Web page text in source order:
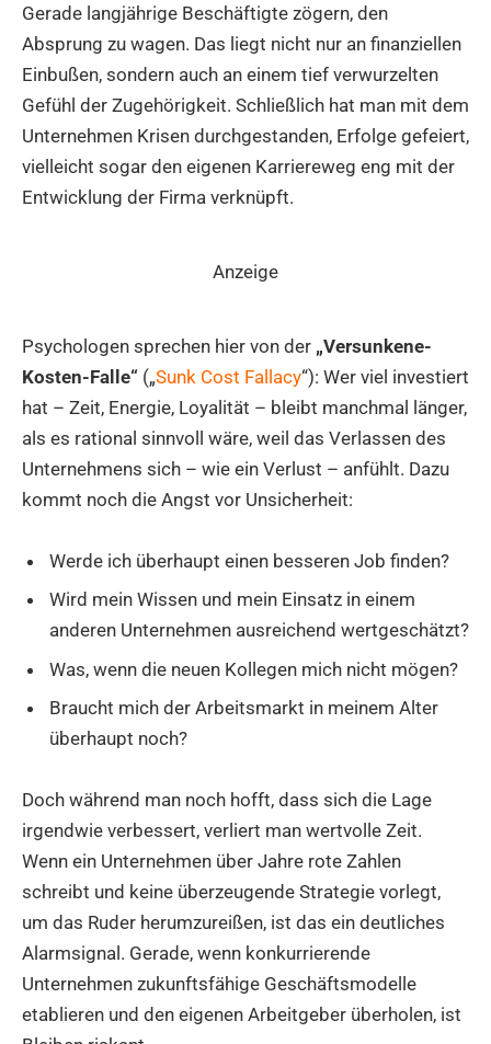
Gerade langjährige Beschäftigte zögern, den
Absprung zu wagen. Das liegt nicht nur an finanziellen
Einbußen, sondern auch an einem tief verwurzelten
Gefühl der Zugehörigkeit. Schließlich hat man mit dem
Unternehmen Krisen durchgestanden, Erfolge gefeiert,
vielleicht sogar den eigenen Karriereweg eng mit der
Entwicklung der Firma verknüpft.
Anzeige
Psychologen sprechen hier von der „Versunkene-
Kosten-Falle“ („Sunk Cost Fallacy“): Wer viel investiert
hat – Zeit, Energie, Loyalität – bleibt manchmal länger,
als es rational sinnvoll wäre, weil das Verlassen des
Unternehmens sich – wie ein Verlust – anfühlt. Dazu
kommt noch die Angst vor Unsicherheit:
Werde ich überhaupt einen besseren Job finden?
Wird mein Wissen und mein Einsatz in einem
anderen Unternehmen ausreichend wertgeschätzt?
Was, wenn die neuen Kollegen mich nicht mögen?
Braucht mich der Arbeitsmarkt in meinem Alter
überhaupt noch?
Doch während man noch hofft, dass sich die Lage
irgendwie verbessert, verliert man wertvolle Zeit.
Wenn ein Unternehmen über Jahre rote Zahlen
schreibt und keine überzeugende Strategie vorlegt,
um das Ruder herumzureißen, ist das ein deutliches
Alarmsignal. Gerade, wenn konkurrierende
Unternehmen zukunftsfähige Geschäftsmodelle
etablieren und den eigenen Arbeitgeber überholen, ist